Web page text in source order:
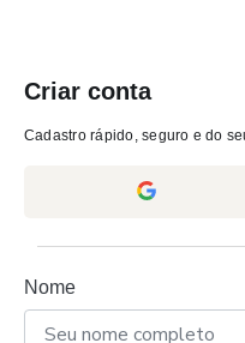
Criar conta
Cadastro rápido, seguro e do
Nome